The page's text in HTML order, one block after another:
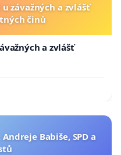
závažných a zvlášť
činů
a zvlášť
Babiše, SPD a